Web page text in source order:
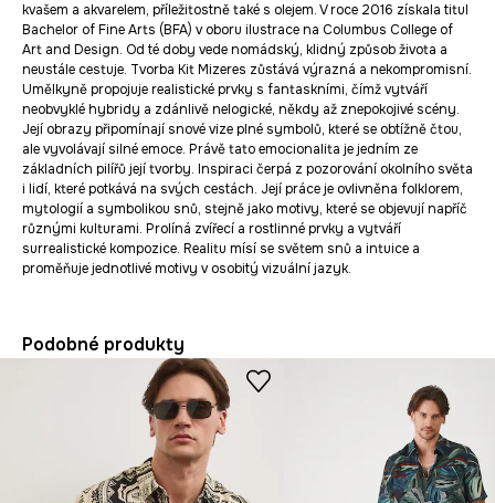
kvašem a akvarelem, příležitostně také s olejem. V roce 2016 získala titul
Bachelor of Fine Arts (BFA) v oboru ilustrace na Columbus College of
Art and Design. Od té doby vede nomádský, klidný způsob života a
neustále cestuje. Tvorba Kit Mizeres zůstává výrazná a nekompromisní.
Umělkyně propojuje realistické prvky s fantaskními, čímž vytváří
neobvyklé hybridy a zdánlivě nelogické, někdy až znepokojivé scény.
Její obrazy připomínají snové vize plné symbolů, které se obtížně čtou,
ale vyvolávají silné emoce. Právě tato emocionalita je jedním ze
základních pilířů její tvorby. Inspiraci čerpá z pozorování okolního světa
i lidí, které potkává na svých cestách. Její práce je ovlivněna folklorem,
mytologií a symbolikou snů, stejně jako motivy, které se objevují napříč
různými kulturami. Prolíná zvířecí a rostlinné prvky a vytváří
surrealistické kompozice. Realitu mísí se světem snů a intuice a
proměňuje jednotlivé motivy v osobitý vizuální jazyk.
Podobné produkty